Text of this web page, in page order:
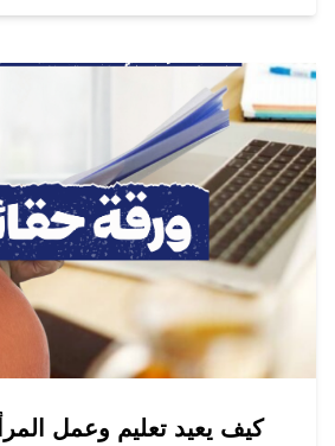
كيف يعيد تعليم وعمل